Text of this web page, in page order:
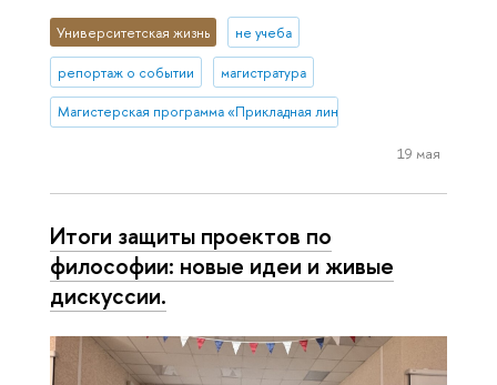
Университетская жизнь не учеба
репортаж о событии магистратура
Магистерская программа «Прикладная лингвистика и текстовая
19 мая
Итоги защиты проектов по
философии: новые идеи и живые
дискуссии.